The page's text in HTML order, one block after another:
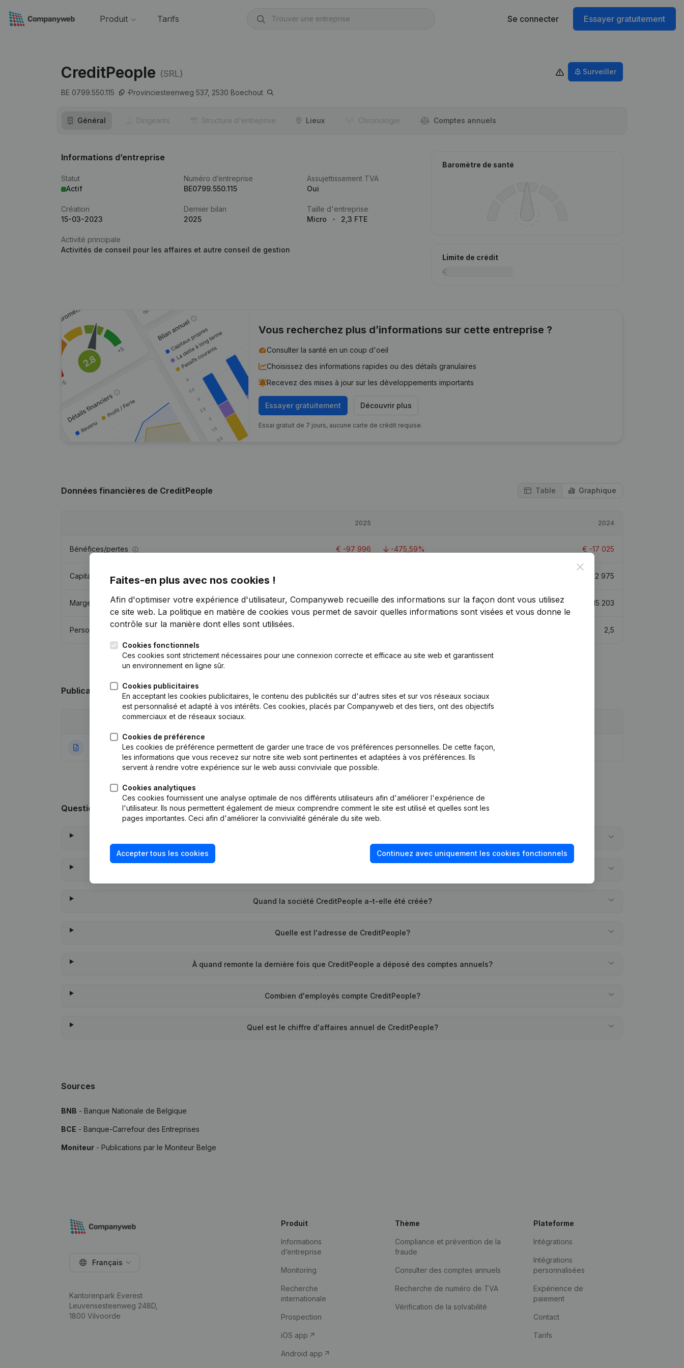
Produit Tarifs Se connecter Essayer gratuitement
CreditPeople (SRL)
BE 0799.550.115 Provinciesteenweg 537, 2530 Boechout
Surveiller
Général Dirigeants Structure d'entreprise Lieux Chronologie Comptes annuels
Informations d’entreprise
Statut
Actif
Numéro d’entreprise
BE0799.550.115
Assujettissement TVA
Oui
Création
15-03-2023
Dernier bilan
2025
Taille d'entreprise
Micro
2,3 FTE
Activité principale
Activités de conseil pour les affaires et autre conseil de gestion
Baromètre de santé
Limite de crédit
Vous recherchez plus d’informations sur cette entreprise ?
Consulter la santé en un coup d'oeil
Choisissez des informations rapides ou des détails granulaires
Recevez des mises à jour sur les développements importants
Essayer gratuitement Découvrir plus
Essai gratuit de 7 jours, aucune carte de crédit requise.
Données financières de CreditPeople Table Graphique
2025 2024
Bénéfices/pertes € -97 996 -475,59% € -17 025
Capitaux propres 2 975
Marge brute €54 033 -74,89% 215 203
Personnel 2,5
Publicationsde CreditPeople
Publication
17-03-2023 Rubrique Constitution (Nouvelle Personne Morale, Ouverture Succursale, etc...)(NL)
Questions fréquemment posées
Quand la société CreditPeople a-t-elle été créée?
Quelle est l'adresse de CreditPeople?
À quand remonte la dernière fois que CreditPeople a déposé des comptes annuels?
Combien d'employés compte CreditPeople?
Quel est le chiffre d'affaires annuel de CreditPeople?
Sources
BNB - Banque Nationale de Belgique
BCE - Banque-Carrefour des Entreprises
Moniteur - Publications par le Moniteur Belge
Close
Faites-en plus avec nos cookies !
Afin d'optimiser votre expérience d'utilisateur, Companyweb recueille des informations sur la façon dont vous utilisez
ce site web. La politique en matière de cookies vous permet de savoir quelles informations sont visées et vous donne le
contrôle sur la manière dont elles sont utilisées.
Cookies fonctionnels
Ces cookies sont strictement nécessaires pour une connexion correcte et efficace au site web et garantissent
un environnement en ligne sûr.
Cookies publicitaires
En acceptant les cookies publicitaires, le contenu des publicités sur d'autres sites et sur vos réseaux sociaux
est personnalisé et adapté à vos intérêts. Ces cookies, placés par Companyweb et des tiers, ont des objectifs
commerciaux et de réseaux sociaux.
Cookies de préférence
Les cookies de préférence permettent de garder une trace de vos préférences personnelles. De cette façon,
les informations que vous recevez sur notre site web sont pertinentes et adaptées à vos préférences. Ils
servent à rendre votre expérience sur le web aussi conviviale que possible.
Cookies analytiques
Ces cookies fournissent une analyse optimale de nos différents utilisateurs afin d'améliorer l'expérience de
l'utilisateur. Ils nous permettent également de mieux comprendre comment le site est utilisé et quelles sont les
pages importantes. Ceci afin d'améliorer la convivialité générale du site web.
Accepter tous les cookies Continuez avec uniquement les cookies fonctionnels
Français
Kantorenpark Everest
Leuvensesteenweg 248D,
1800 Vilvoorde
Produit
Informations
d’entreprise
Monitoring
Recherche
internationale
Prospection
iOS app
Android app
Thème
Compliance et prévention de la
fraude
Consulter des comptes annuels
Recherche de numéro de TVA
Vérification de la solvabilité
Plateforme
Intégrations
Intégrations
personnalisées
Expérience de
paiement
Contact
Tarifs